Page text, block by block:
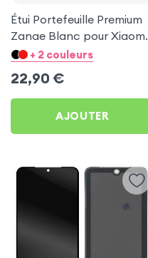
Étui Portefeuille Premium
Zanae Blanc pour Xiaomi
Redmi Note 10
+ 2 couleurs
22,90 €
AJOUTER